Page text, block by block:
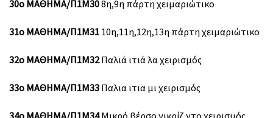
30ο ΜΑΘΗΜΑ/Π1Μ308η,9η πάρτη χειμαριώτικο
31ο ΜΑΘΗΜΑ/Π1Μ31 10η,11η,12η,13η πάρτη χειμαριώτικο
32ο ΜΑΘΗΜΑ/Π1Μ32Παλιά ιτιά λα χειρισμός
33ο ΜΑΘΗΜΑ/Π1Μ33 Παλια ιτια μι χειρισμός
34ο ΜΑΘΗΜΑ/Π1Μ34Μικρό βέρσο νικρίζ ντο χειρισμός